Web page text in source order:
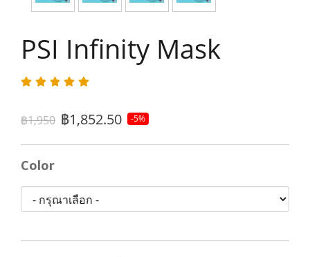
PSI Infinity Mask
฿1,950 ฿1,852.50 -5%
Color